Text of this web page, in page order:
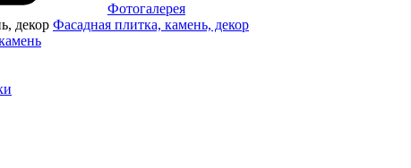
Фотогалерея
Фасадная плитка, камень, декор